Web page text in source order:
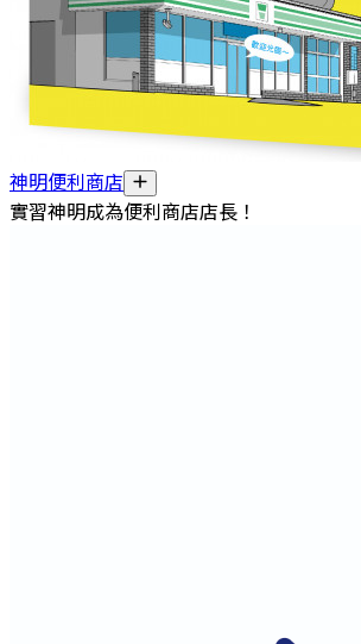
神明便利商店
實習神明成為便利商店店長！